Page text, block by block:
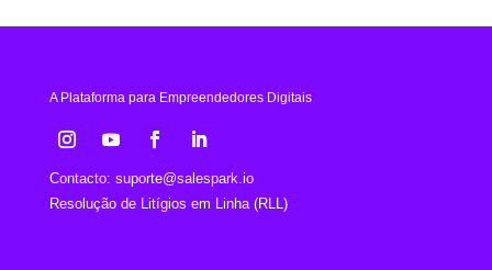
A Plataforma para Empreendedores Digitais
Contacto: suporte@salespark.io
Resolução de Litígios em Linha (RLL)